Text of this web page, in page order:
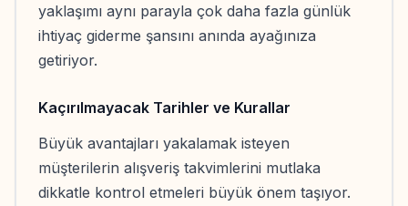
yaklaşımı aynı parayla çok daha fazla günlük
ihtiyaç giderme şansını anında ayağınıza
getiriyor.
Kaçırılmayacak Tarihler ve Kurallar
Büyük avantajları yakalamak isteyen
müşterilerin alışveriş takvimlerini mutlaka
dikkatle kontrol etmeleri büyük önem taşıyor.